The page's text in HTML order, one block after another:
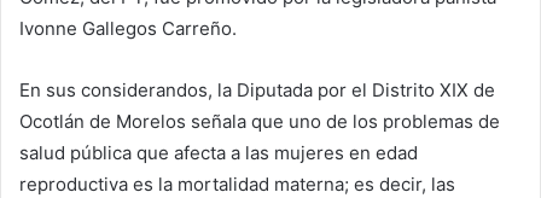
Ivonne Gallegos Carreño.
En sus considerandos, la Diputada por el Distrito XIX de
Ocotlán de Morelos señala que uno de los problemas de
salud pública que afecta a las mujeres en edad
reproductiva es la mortalidad materna; es decir, las